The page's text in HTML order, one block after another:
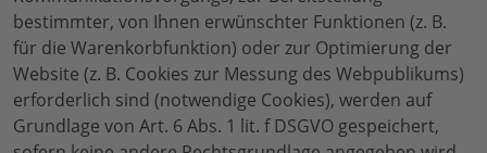
bestimmter, von Ihnen erwünschter Funktionen (z. B.
für die Warenkorbfunktion) oder zur Optimierung der
Website (z. B. Cookies zur Messung des Webpublikums)
erforderlich sind (notwendige Cookies), werden auf
Grundlage von Art. 6 Abs. 1 lit. f DSGVO gespeichert,